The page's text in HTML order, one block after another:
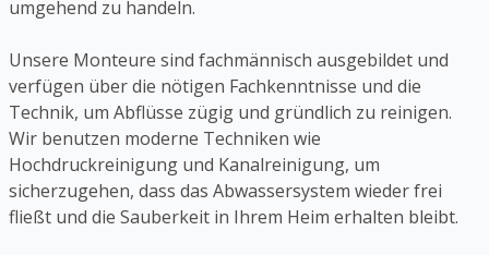
umgehend zu handeln.
Unsere Monteure sind fachmännisch ausgebildet und
verfügen über die nötigen Fachkenntnisse und die
Technik, um Abflüsse zügig und gründlich zu reinigen.
Wir benutzen moderne Techniken wie
Hochdruckreinigung und Kanalreinigung, um
sicherzugehen, dass das Abwassersystem wieder frei
fließt und die Sauberkeit in Ihrem Heim erhalten bleibt.